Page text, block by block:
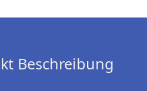
Beschreibung